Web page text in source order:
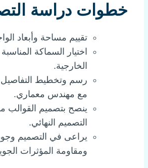
خطوات دراسة
تقييم مساحة وأبعاد
الخارجية.​​
رسم وتخطيط التفاصيل
مع مهندس معماري.​
ينصح بتصميم القوالب
التصميم النهائي.
يراعى في التصميم
ومقاومة المؤثرات